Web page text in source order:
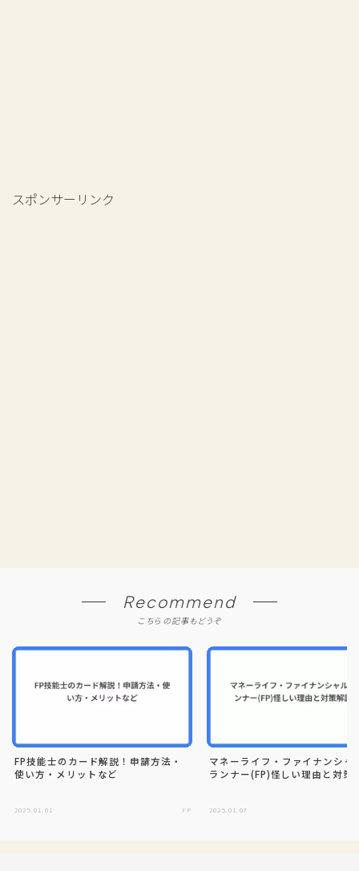
スポンサーリンク
Recommend
こちらの記事もどうぞ
FP技能士のカード解説！申請方法・
使い方・メリットなど
2025.01.01 FP
マネーライフ・ファイナンシャ
ランナー(FP)怪しい理由と対策
2025.01.07